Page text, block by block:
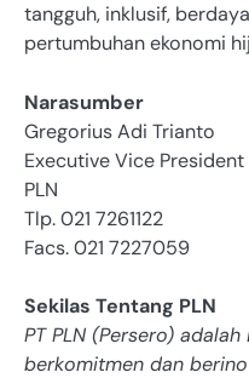
tangguh, inklusif,
pertumbuhan ekonomi
Narasumber
Gregorius Adi Trianto
Executive Vice
PLN
Tlp. 021 7261122
Facs. 021 7227059
Sekilas Tentang PLN
PT PLN (Persero)
berkomitmen dan